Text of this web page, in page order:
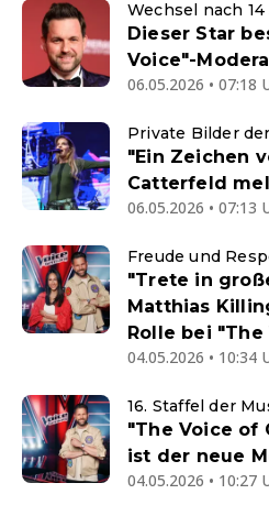
Wechsel nach 14
Dieser Star
Voice"-
06.05.2026 • 07:18
Private Bilder
"Ein Zeichen
Catterfeld
06.05.2026 • 07:13
Freude und
"Trete in
Matthias
Rolle bei
04.05.2026 • 10:34
16. Staffel der
"The Voice of
ist der neue
04.05.2026 • 10:27